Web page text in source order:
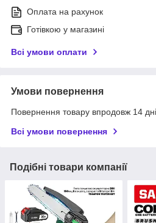
Оплата на рахунок
Готівкою у магазині
Всі умови оплати
Умови повернення
Повернення товару впродовж 14
Всі умови повернення
Подібні товари компанії